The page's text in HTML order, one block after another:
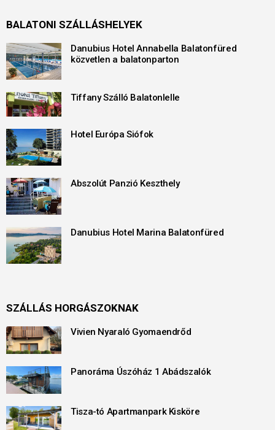
BALATONI SZÁLLÁSHELYEK
Danubius Hotel Annabella Balatonfüred
közvetlen a balatonparton
Tiffany Szálló Balatonlelle
Hotel Európa Siófok
Abszolút Panzió Keszthely
Danubius Hotel Marina Balatonfüred
SZÁLLÁS HORGÁSZOKNAK
Vivien Nyaraló Gyomaendrőd
Panoráma Úszóház 1 Abádszalók
Tisza-tó Apartmanpark Kisköre